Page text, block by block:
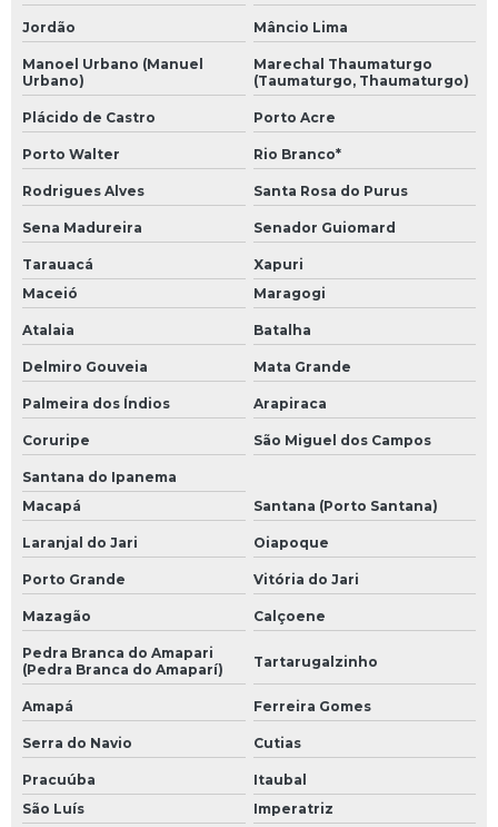
Jordão Mâncio Lima
Manoel Urbano (Manuel
Urbano)
Marechal Thaumaturgo
(Taumaturgo, Thaumaturgo)
Plácido de Castro Porto Acre
Porto Walter Rio Branco*
Rodrigues Alves Santa Rosa do Purus
Sena Madureira Senador Guiomard
Tarauacá
Xapuri
Maceió
Maragogi
Atalaia Batalha
Delmiro Gouveia Mata Grande
Palmeira dos Índios Arapiraca
Coruripe São Miguel dos Campos
Santana do Ipanema
Macapá
Santana (Porto Santana)
Laranjal do Jari Oiapoque
Porto Grande Vitória do Jari
Mazagão Calçoene
Pedra Branca do Amapari
(Pedra Branca do Amaparí)
Tartarugalzinho
Amapá Ferreira Gomes
Serra do Navio Cutias
Pracuúba
Itaubal
São Luís
Imperatriz